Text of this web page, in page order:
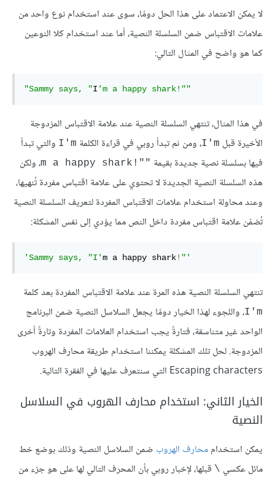
لا يمكن الاعتماد على هذا الحل دومًا، سوى عند استخدام نوع واحد من
علامات الاقتباس ضمن السلسلة النصية، أما عند استخدام كلا النوعين
كما هو واضح في المثال التالي:
"Sammy says, "I 'm a happy shark!""
في هذا المثال، تنتهي السلسلة النصية عند علامة الاقتباس المزدوجة
الأخيرة قبل I'm، ومن ثم تبدأ روبي في قراءة الكلمة I'm والتي تبدأ
فيها بسلسلة نصية جديدة بقيمة ""!m a happy shark
، ولكن
هذه السلسلة النصية الجديدة لا تحتوي على علامة اقتباس مفردة تُنهيها،
وعند محاولة استخدام علامات الاقتباس المفردة لتعريف السلسلة النصية
تُضمّن علامة اقتباس مفردة داخل النص مما يؤدي إلى نفس المشكلة:
'Sammy says, "I'm a happy shark! "'
تنتهي السلسلة النصية هذه المرة عند علامة الاقتباس المفردة بعد كلمة
I'm، واللجوء لهذا الخيار دومًا يجعل السلاسل النصية ضمن البرنامج
الواحد غير متناسقة، فتارةً يجب استخدام العلامات المفردة وتارةً أخرى
المزدوجة. لحل تلك المشكلة يمكننا استخدام طريقة محارف الهروب
Escaping characters التي سنتعرف عليها في الفقرة التالية.
الخيار الثاني: استخدام محارف الهروب في السلاسل
النصية
يمكن استخداممحارف الهروب ضمن السلاسل النصية وذلك بوضع خط
مائل عكسي \ قبلها، لإخبار روبي بأن المحرف التالي لها على هو جزء من